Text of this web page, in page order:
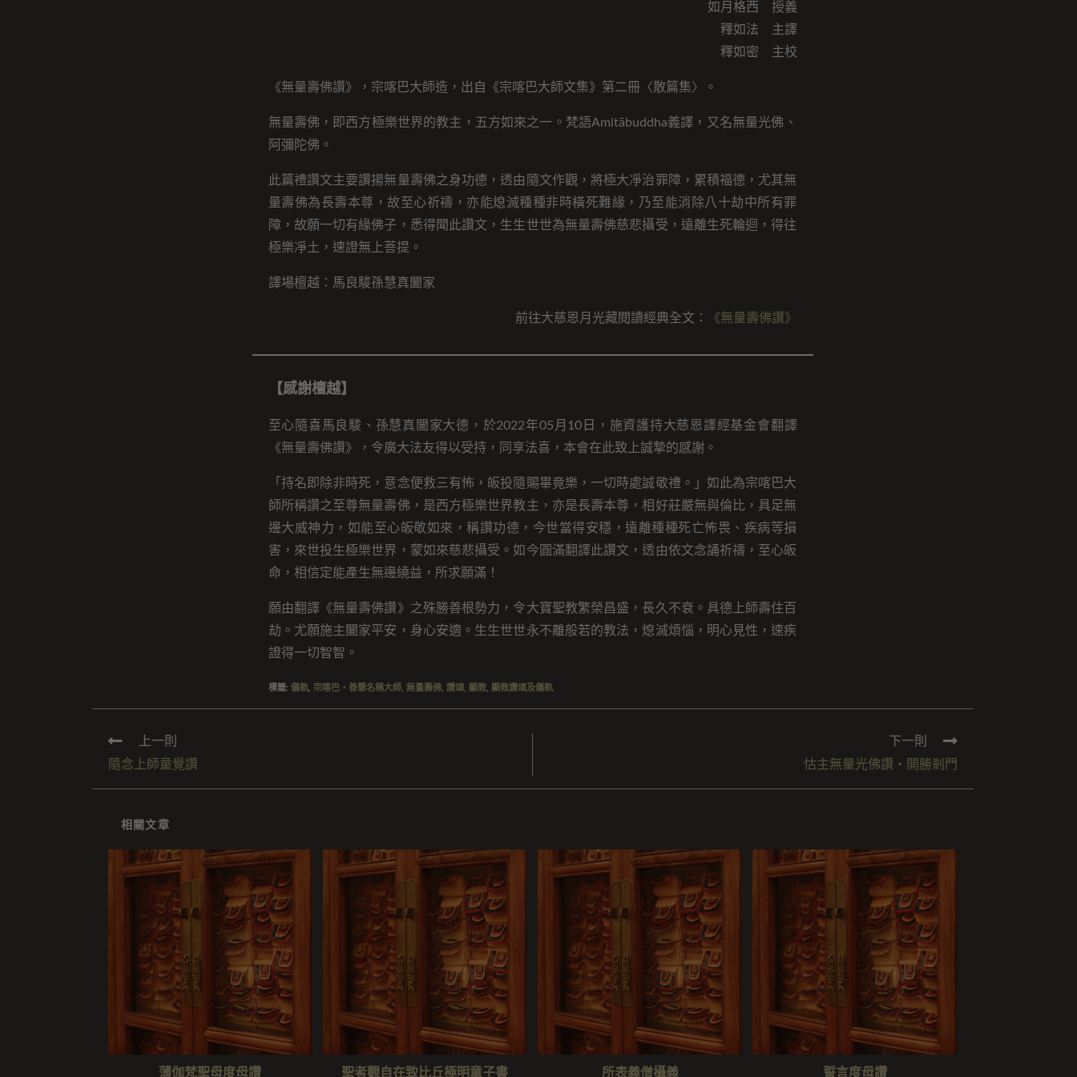
如月格西 授義
釋如法 主譯
釋如密 主校
《無量壽佛讚》，宗喀巴大師造，出自《宗喀巴大師文集》第二冊〈散篇集〉。
無量壽佛，即西方極樂世界的教主，五方如來之一。梵語Amitābuddha義譯，又名無量光佛、
阿彌陀佛。
此篇禮讚文主要讚揚無量壽佛之身功德，透由隨文作觀，將極大凈治罪障，累積福德，尤其無
量壽佛為長壽本尊，故至心祈禱，亦能熄滅種種非時橫死難緣，乃至能消除八十劫中所有罪
障，故願一切有緣佛子，悉得聞此讚文，生生世世為無量壽佛慈悲攝受，遠離生死輪迴，得往
極樂凈土，速證無上菩提。
譯場檀越：馬良駿孫慧真闔家
前往大慈恩月光藏閱讀經典全文： 《無量壽佛讚》
【感謝檀越】
至心隨喜馬良駿、孫慧真闔家大德，於2022年05月10日，施資護持大慈恩譯經基金會翻譯
《無量壽佛讚》，令廣大法友得以受持，同享法喜，本會在此致上誠摯的感謝。
「持名即除非時死，意念便救三有怖，皈投隨賜畢竟樂，一切時處誠敬禮。」如此為宗喀巴大
師所稱讚之至尊無量壽佛，是西方極樂世界教主，亦是長壽本尊，相好莊嚴無與倫比，具足無
邊大威神力，如能至心皈敬如來，稱讚功德，今世當得安穩，遠離種種死亡怖畏、疾病等損
害，來世投生極樂世界，蒙如來慈悲攝受。如今圓滿翻譯此讚文，透由依文念誦祈禱，至心皈
命，相信定能產生無邊繞益，所求願滿！
願由翻譯《無量壽佛讚》之殊勝善根勢力，令大寶聖教繁榮昌盛，長久不衰。具德上師壽住百
劫。尤願施主闔家平安，身心安適。生生世世永不離般若的教法，熄滅煩惱，明心見性，速疾
證得一切智智。
標籤: 儀軌, 宗喀巴・善慧名稱大師 無量壽佛, 讚頌 顯教, 顯教讚頌及儀軌
上一則
隨念上師童覺讚
下一則
怙主無量光佛讚・開勝剎門
相關文章
薄伽梵聖母度母讚 聖者觀自在致比丘極明童子書 所表義僧攝義 誓言度母讚